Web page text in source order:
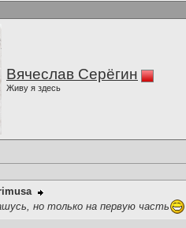
Вячеслав Серёгин
Живу я здесь
но только на первую часть